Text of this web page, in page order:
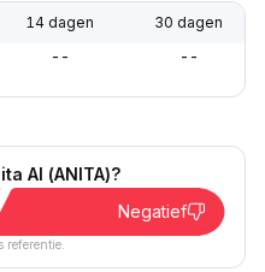
14 dagen 30 dagen
-- --
AI (ANITA)?
Negatief
referentie.